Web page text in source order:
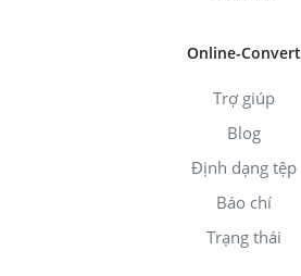
Online-Convert
Trợ giúp
Blog
Định dạng tệp
Báo chí
Trạng thái